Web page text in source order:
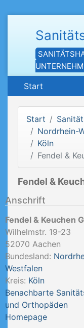
Start
Start
Nordrhein-
Köln
Fendel &
Fendel &
Anschrift
Fendel & Keuchen
Wilhelmstr. 19-23
52070 Aachen
Bundesland:
Westfalen
Kreis: Köln
Benachbarte
und Orthopäden
Homepage